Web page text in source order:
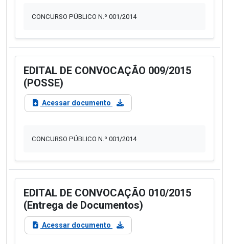
CONCURSO PÚBLICO N.º 001/2014
EDITAL DE CONVOCAÇÃO 009/2015
(POSSE)
Acessar documento
CONCURSO PÚBLICO N.º 001/2014
EDITAL DE CONVOCAÇÃO 010/2015
(Entrega de Documentos)
Acessar documento